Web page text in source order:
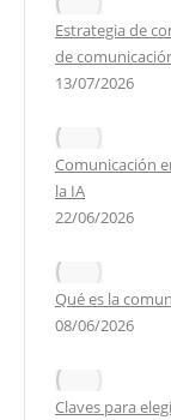
Estrategia de
de
13/07/2026
Comunicación
la IA
22/06/2026
Qué es la
08/06/2026
Claves para